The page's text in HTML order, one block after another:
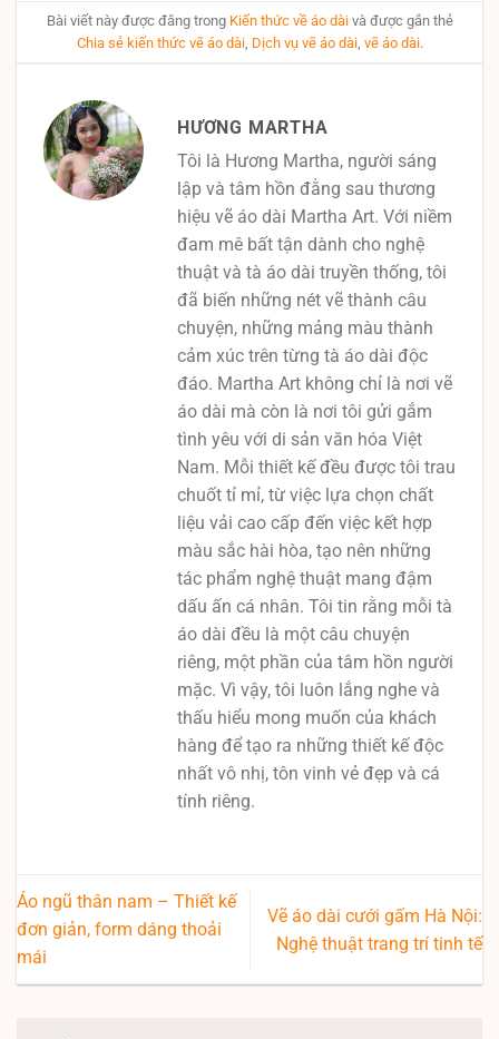
Bài viết này được đăng trong Kiến thức về áo dàivà được gắn thẻ
Chia sẻ kiến thức vẽ áo dài, Dịch vụ vẽ áo dài, vẽ áo dài.
HƯƠNG MARTHA
Tôi là Hương Martha, người sáng
lập và tâm hồn đằng sau thương
hiệu vẽ áo dài Martha Art. Với niềm
đam mê bất tận dành cho nghệ
thuật và tà áo dài truyền thống, tôi
đã biến những nét vẽ thành câu
chuyện, những mảng màu thành
cảm xúc trên từng tà áo dài độc
đáo. Martha Art không chỉ là nơi vẽ
áo dài mà còn là nơi tôi gửi gắm
tình yêu với di sản văn hóa Việt
Nam. Mỗi thiết kế đều được tôi trau
chuốt tỉ mỉ, từ việc lựa chọn chất
liệu vải cao cấp đến việc kết hợp
màu sắc hài hòa, tạo nên những
tác phẩm nghệ thuật mang đậm
dấu ấn cá nhân. Tôi tin rằng mỗi tà
áo dài đều là một câu chuyện
riêng, một phần của tâm hồn người
mặc. Vì vậy, tôi luôn lắng nghe và
thấu hiểu mong muốn của khách
hàng để tạo ra những thiết kế độc
nhất vô nhị, tôn vinh vẻ đẹp và cá
tính riêng.
Áo ngũ thân nam – Thiết kế
đơn giản, form dáng thoải
mái
Vẽ áo dài cưới gấm Hà Nội:
Nghệ thuật trang trí tinh tế